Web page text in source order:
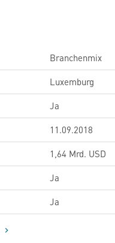
Branchenmix
Luxemburg
Ja
11.09.2018
1,64 Mrd. USD
Ja
Ja